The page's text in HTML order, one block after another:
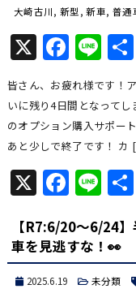
大崎古川, 新型 ,新車, 普通
X Line
皆さん、お疲れ様です！
いに残り4日間となって
のオプション購入サポー
あと少しで終了です！
X Line
【R7:6/20～6/24
車を見逃すな！👀
2025.6.19 未分類